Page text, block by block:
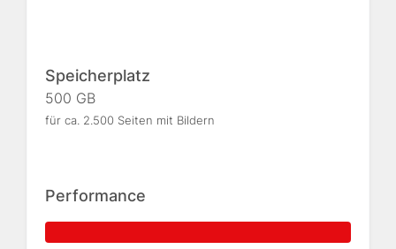
Speicherplatz
500 GB
für ca. 2.500 Seiten mit Bildern
Performance